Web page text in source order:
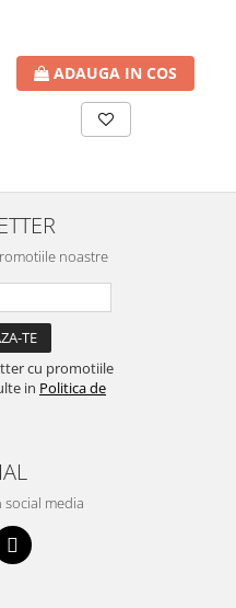
ADAUGA IN COS
noastre
cu promotiile
in Politica de
social media